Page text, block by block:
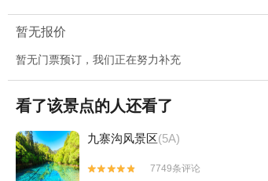
暂无报价
暂无门票预订，我们正在努力补充
看了该景点的人还看了
九寨沟风景区(5A)


7749条评论